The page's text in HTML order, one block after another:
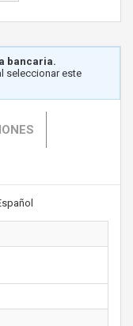
bancaria.
seleccionar este